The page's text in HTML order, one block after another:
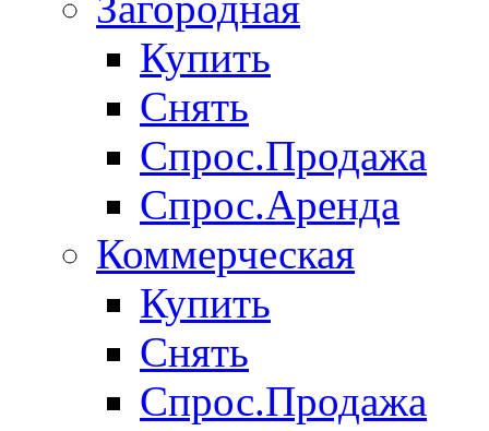
Купить
Снять
Спрос.Продажа
Спрос.Аренда
Коммерческая
Купить
Снять
Спрос.Продажа